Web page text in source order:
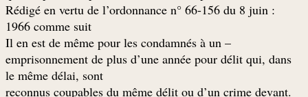
: Rédigé en vertu de l’ordonnance n° 66-156 du 8 juin
1966 comme suit
– Il en est de même pour les condamnés à un
emprisonnement de plus d’une année pour délit qui, dans
le même délai, sont
.reconnus coupables du même délit ou d’un crime devant